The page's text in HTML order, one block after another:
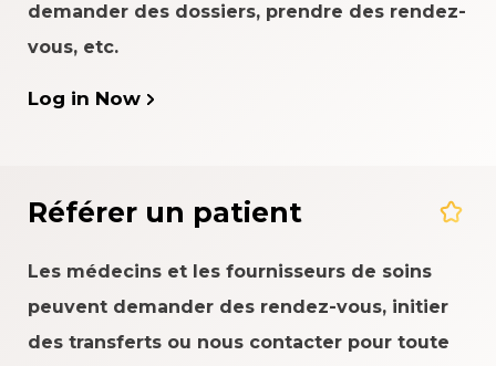
demander des dossiers, prendre des rendez-
vous, etc.
Log in Now
Référer un patient
Les médecins et les fournisseurs de soins
peuvent demander des rendez-vous, initier
des transferts ou nous contacter pour toute